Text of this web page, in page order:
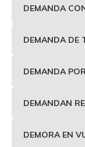
DEMANDA
DEMANDA DE
DEMANDA
DEMANDAN
DEMORA EN